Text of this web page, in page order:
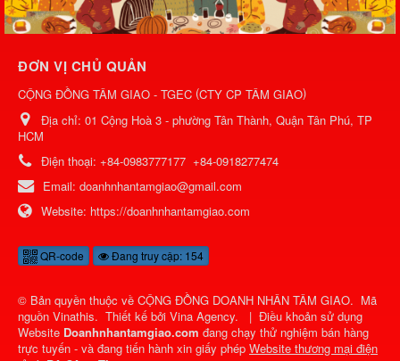
ĐƠN VỊ CHỦ QUẢN
CỘNG ĐỒNG TÂM GIAO - TGEC (CTY CP TÂM GIAO)
Địa chỉ: 01 Cộng Hoà 3 - phường Tân Thành, Quận Tân Phú, TP
HCM
Điện thoại: +84-0983777177 +84-0918277474
Email: doanhnhantamgiao@gmail.com
Website: https://doanhnhantamgiao.com
QR-code Đang truy cập: 154
© Bản quyền thuộc về CỘNG ĐỒNG DOANH NHÂN TÂM GIAO. Mã
nguồn Vinathis. Thiết kế bởi Vina Agency. | Điều khoản sử dụng
Website Doanhnhantamgiao.com đang chạy thử nghiệm bán hàng
trực tuyến - và đang tiến hành xin giấy phép Website thương mại điện